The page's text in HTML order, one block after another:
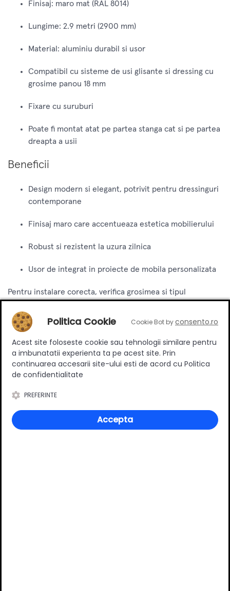
Finisaj: maro mat (RAL 8014)
Lungime: 2.9 metri (2900 mm)
Material: aluminiu durabil si usor
Compatibil cu sisteme de usi glisante si dressing cu
grosime panou 18 mm
Fixare cu suruburi
Poate fi montat atat pe partea stanga cat si pe partea
dreapta a usii
Beneficii
Design modern si elegant, potrivit pentru dressinguri
contemporane
Finisaj maro care accentueaza estetica mobilierului
Robust si rezistent la uzura zilnica
Usor de integrat in proiecte de mobila personalizata
Pentru instalare corecta, verifica grosimea si tipul
pentru fixare.
Specificatii
Material
Culoare
Maro
Politica Cookie Cookie Bot byconsento.ro
Acest site foloseste cookie sau tehnologii similare pentru
a imbunatatii experienta ta pe acest site. Prin
continuarea accesarii site-ului esti de acord cu Politica
de confidentialitate
PREFERINTE
Accepta